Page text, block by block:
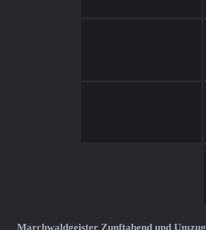
Marchwaldgeister Zunftabend und Umzug